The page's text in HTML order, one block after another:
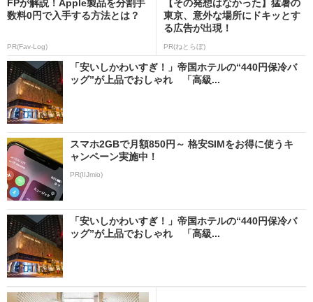
FPが解説！Apple製品を分割手
数料0円で入手する方法とは？
PR(Fav-Log)
【その発想はなかった】猛暑の
東京、意外な場所にドキッとす
る広告が出現！
PR(ねとらぼ)
「安いしかわいすぎ！」帝国ホテルの“440円保冷バ
ッグ”が上品でおしゃれ 「高級...
スマホ2GBで月額850円～ 格安SIMをお得に使うキ
ャンペーン実施中！
PR(IIJmio)
「安いしかわいすぎ！」帝国ホテルの“440円保冷バ
ッグ”が上品でおしゃれ 「高級...